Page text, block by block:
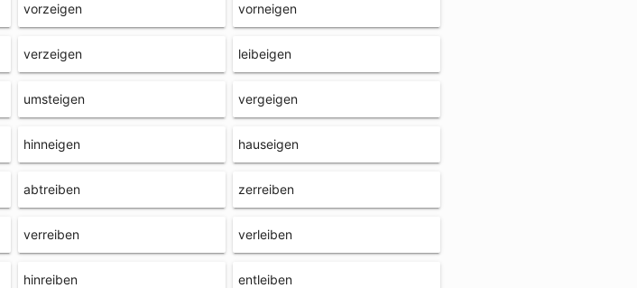
vorzeigen vorneigen
verzeigen leibeigen
umsteigen vergeigen
hinneigen hauseigen
abtreiben zerreiben
verreiben verleiben
hinreiben entleiben